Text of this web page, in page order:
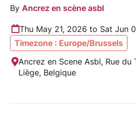
By Ancrez en scène asbl
Thu May 21, 2026 to Sat Jun
Timezone : Europe/Brussels
Ancrez en Scene Asbl, Rue du
Liège, Belgique